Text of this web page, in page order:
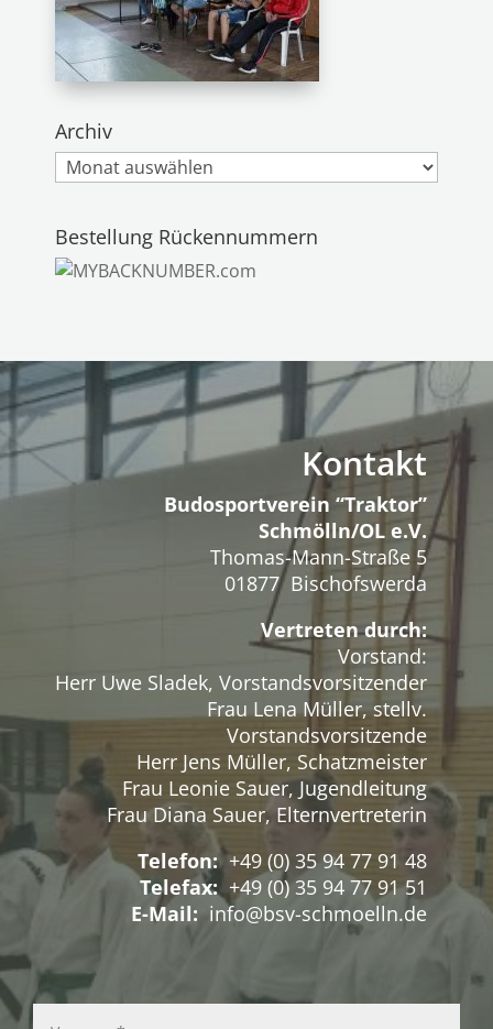
Archiv
Archiv
Bestellung Rückennummern
Kontakt
Budosportverein “Traktor”
Schmölln/OL e.V.
Thomas-Mann-Straße 5
01877 Bischofswerda
Vertreten durch:
Vorstand:
Herr Uwe Sladek, Vorstandsvorsitzender
Frau Lena Müller, stellv.
Vorstandsvorsitzende
Herr Jens Müller, Schatzmeister
Frau Leonie Sauer, Jugendleitung
Frau Diana Sauer, Elternvertreterin
Telefon:+49 (0) 35 94 77 91 48
Telefax: +49 (0) 35 94 77 91 51
E-Mail: info@bsv-schmoelln.de